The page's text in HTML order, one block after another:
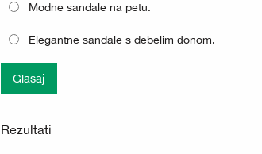
Modne sandale na petu.
Elegantne sandale s debelim đonom.
Glasaj
Rezultati